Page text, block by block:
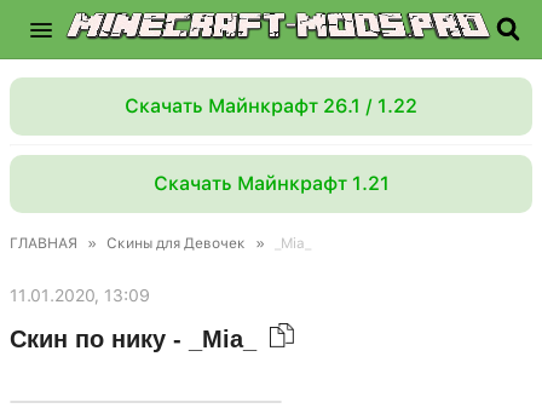
Скачать Майнкрафт 26.1 / 1.22
Скачать Майнкрафт 1.21
ГЛАВНАЯ » Скины для Девочек » _Mia_
11.01.2020, 13:09
Скин по нику - _Mia_